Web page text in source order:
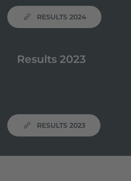
RESULTS 2024
Results 2023
RESULTS 2023